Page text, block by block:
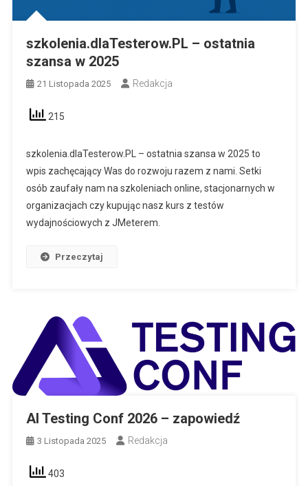
szkolenia.dlaTesterow.PL – ostatnia
szansa w 2025
21 Listopada 2025 Redakcja
215
szkolenia.dlaTesterow.PL – ostatnia szansa w 2025 to
wpis zachęcający Was do rozwoju razem z nami. Setki
osób zaufały nam na szkoleniach online, stacjonarnych w
organizacjach czy kupując nasz kurs z testów
wydajnościowych z JMeterem.
Przeczytaj
AI Testing Conf 2026 – zapowiedź
3 Listopada 2025 Redakcja
403